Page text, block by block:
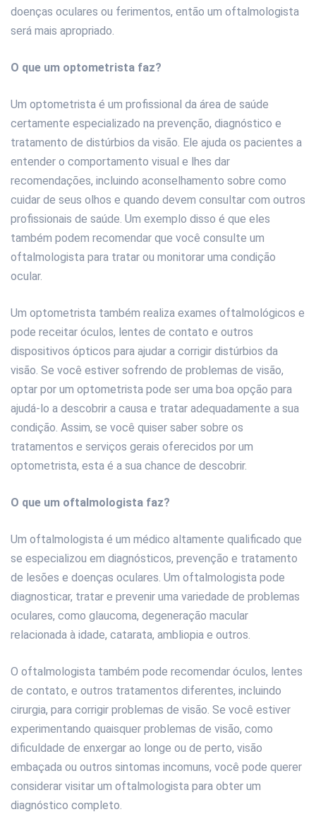
doenças oculares ou ferimentos, então um oftalmologista
será mais apropriado.
O que um optometrista faz?
Um optometrista é um profissional da área de saúde
certamente especializado na prevenção, diagnóstico e
tratamento de distúrbios da visão. Ele ajuda os pacientes a
entender o comportamento visual e lhes dar
recomendações, incluindo aconselhamento sobre como
cuidar de seus olhos e quando devem consultar com outros
profissionais de saúde. Um exemplo disso é que eles
também podem recomendar que você consulte um
oftalmologista para tratar ou monitorar uma condição
ocular.
Um optometrista também realiza exames oftalmológicos e
pode receitar óculos, lentes de contato e outros
dispositivos ópticos para ajudar a corrigir distúrbios da
visão. Se você estiver sofrendo de problemas de visão,
optar por um optometrista pode ser uma boa opção para
ajudá-lo a descobrir a causa e tratar adequadamente a sua
condição. Assim, se você quiser saber sobre os
tratamentos e serviços gerais oferecidos por um
optometrista, esta é a sua chance de descobrir.
O que um oftalmologista faz?
Um oftalmologista é um médico altamente qualificado que
se especializou em diagnósticos, prevenção e tratamento
de lesões e doenças oculares. Um oftalmologista pode
diagnosticar, tratar e prevenir uma variedade de problemas
oculares, como glaucoma, degeneração macular
relacionada à idade, catarata, ambliopia e outros.
O oftalmologista também pode recomendar óculos, lentes
de contato, e outros tratamentos diferentes, incluindo
cirurgia, para corrigir problemas de visão. Se você estiver
experimentando quaisquer problemas de visão, como
dificuldade de enxergar ao longe ou de perto, visão
embaçada ou outros sintomas incomuns, você pode querer
considerar visitar um oftalmologista para obter um
diagnóstico completo.